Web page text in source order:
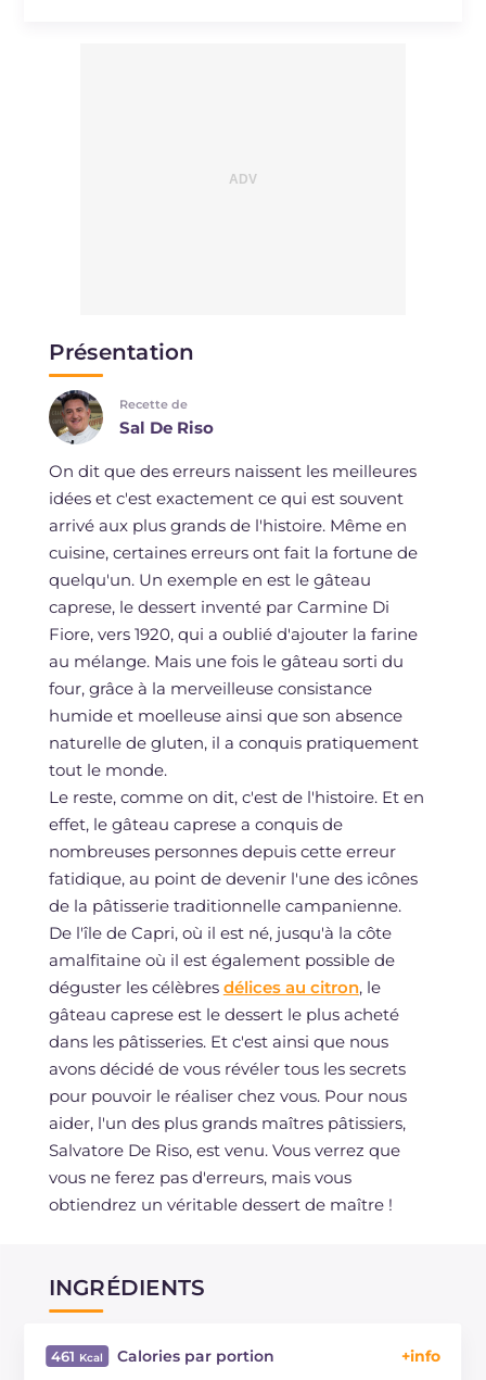
Présentation
Recette de
Sal De Riso
On dit que des erreurs naissent les meilleures
idées et c'est exactement ce qui est souvent
arrivé aux plus grands de l'histoire. Même en
cuisine, certaines erreurs ont fait la fortune de
quelqu'un. Un exemple en est le gâteau
caprese, le dessert inventé par Carmine Di
Fiore, vers 1920, qui a oublié d'ajouter la farine
au mélange. Mais une fois le gâteau sorti du
four, grâce à la merveilleuse consistance
humide et moelleuse ainsi que son absence
naturelle de gluten, il a conquis pratiquement
tout le monde.
Le reste, comme on dit, c'est de l'histoire. Et en
effet, le gâteau caprese a conquis de
nombreuses personnes depuis cette erreur
fatidique, au point de devenir l'une des icônes
de la pâtisserie traditionnelle campanienne.
De l'île de Capri, où il est né, jusqu'à la côte
amalfitaine où il est également possible de
déguster les célèbres délices au citron, le
gâteau caprese est le dessert le plus acheté
dans les pâtisseries. Et c'est ainsi que nous
avons décidé de vous révéler tous les secrets
pour pouvoir le réaliser chez vous. Pour nous
aider, l'un des plus grands maîtres pâtissiers,
Salvatore De Riso, est venu. Vous verrez que
vous ne ferez pas d'erreurs, mais vous
obtiendrez un véritable dessert de maître !
INGRÉDIENTS
461 Calories par portion